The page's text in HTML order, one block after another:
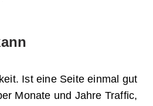
Ist eine Seite einmal gut
Monate und Jahre Traffic,